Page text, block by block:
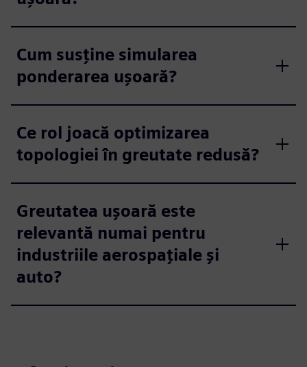
Cum susține simularea
ponderarea ușoară?
Ce rol joacă optimizarea
topologiei în greutate redusă?
Greutatea ușoară este
relevantă numai pentru
industriile aerospațiale și
auto?